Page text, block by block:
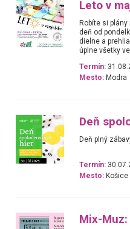
Leto v
Robíte si
deň od
dielne a
úplne všetky
Termín:
Mesto: Modra
Deň
Deň plný
Termín:
Mesto: Košice
Mix-